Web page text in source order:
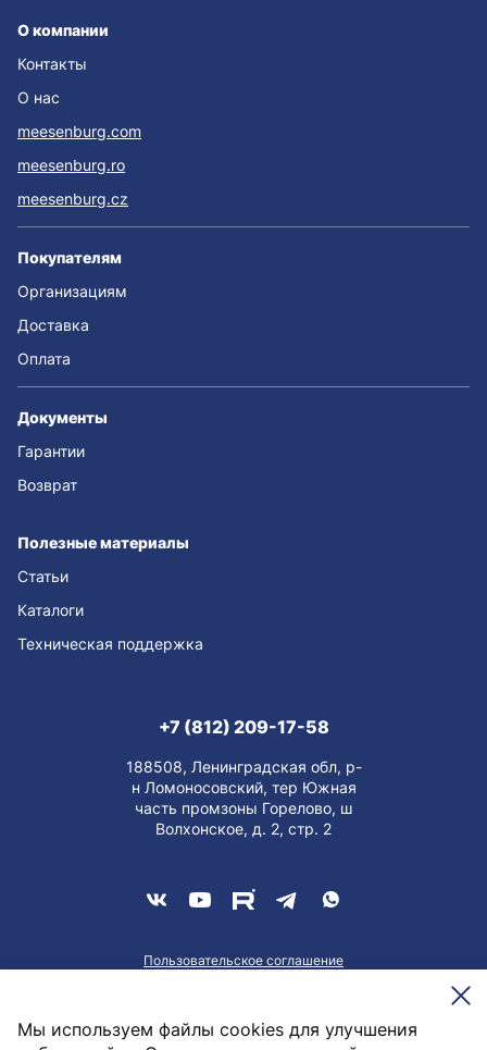
Мы используем файлы cookies для улучшения
О компании
Контакты
О нас
meesenburg.com
meesenburg.ro
meesenburg.cz
Покупателям
Организациям
Доставка
Оплата
Документы
Гарантии
Возврат
Полезные материалы
Статьи
Каталоги
Техническая поддержка
+7 (812) 209-17-58
188508, Ленинградская обл, р-
н Ломоносовский, тер Южная
часть промзоны Горелово, ш
Волхонское, д. 2, стр. 2
Пользовательское соглашение
Meesenburg @2026